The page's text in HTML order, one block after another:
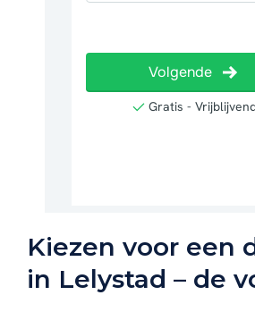
Kiezen voor een
in Lelystad – de